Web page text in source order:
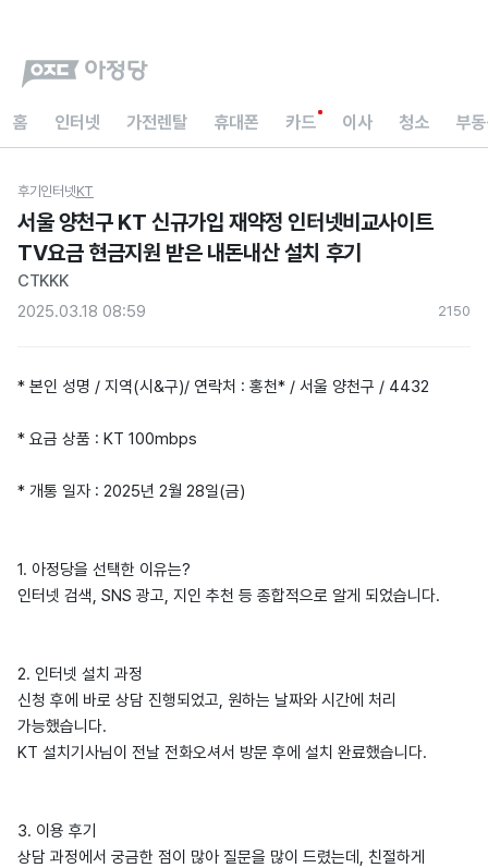
홈 인터넷 가전렌탈 휴대폰 카드 이사 청소 부
후기 인터넷KT
서울 양천구 KT 신규가입 재약정 인터넷비교사이트
TV요금 현금지원 받은 내돈내산 설치 후기
CTKKK
2025.03.18 08:59
2150
* 본인 성명 / 지역(시&구)/ 연락처 : 홍천* / 서울 양천구 / 4432
* 요금 상품 : KT 100mbps
* 개통 일자 : 2025년 2월 28일(금)
1. 아정당을 선택한 이유는?
인터넷 검색, SNS 광고, 지인 추천 등 종합적으로 알게 되었습니다.
2. 인터넷 설치 과정
신청 후에 바로 상담 진행되었고, 원하는 날짜와 시간에 처리
가능했습니다.
KT 설치기사님이 전날 전화오셔서 방문 후에 설치 완료했습니다.
3. 이용 후기
상담 과정에서 궁금한 점이 많아 질문을 많이 드렸는데, 친절하게